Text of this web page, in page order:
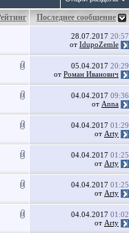
Последнее сообщение
28.07.2017 20:57
от IdupoZemle
05.04.2017 20:29
от Роман Иванович
04.04.2017 09:36
от Anna
04.04.2017 01:29
от Arty
04.04.2017 01:25
от Arty
04.04.2017 01:25
от Arty
04.04.2017 01:02
от Arty